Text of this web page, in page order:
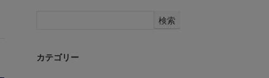
検索
カテゴリー